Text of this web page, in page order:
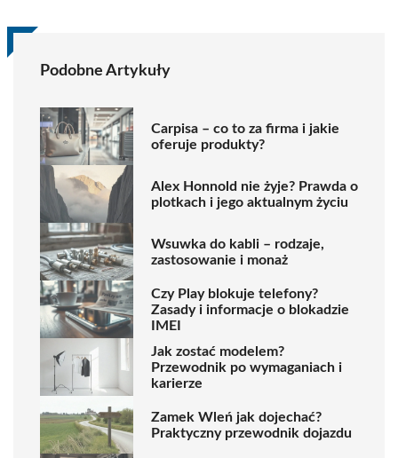
Podobne Artykuły
Carpisa – co to za firma i jakie
oferuje produkty?
Alex Honnold nie żyje? Prawda o
plotkach i jego aktualnym życiu
Wsuwka do kabli – rodzaje,
zastosowanie i monaż
Czy Play blokuje telefony?
Zasady i informacje o blokadzie
IMEI
Jak zostać modelem?
Przewodnik po wymaganiach i
karierze
Zamek Wleń jak dojechać?
Praktyczny przewodnik dojazdu